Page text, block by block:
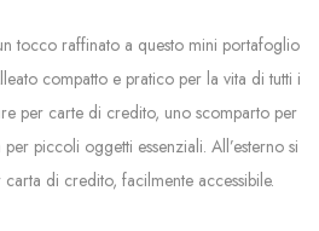
tocco raffinato a questo mini portafoglio
compatto e pratico per la vita di tutti i
per carte di credito, uno scomparto per
piccoli oggetti essenziali. All’esterno si
di credito, facilmente accessibile.